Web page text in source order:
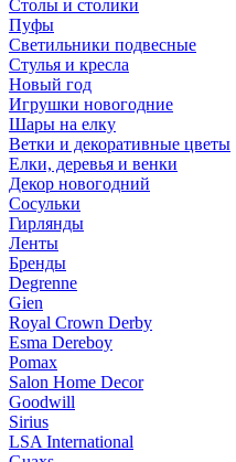
Столы и столики
Пуфы
Светильники подвесные
Стулья и кресла
Новый год
Игрушки новогодние
Шары на елку
Ветки и декоративные цветы
Елки, деревья и венки
Декор новогодний
Сосульки
Гирлянды
Ленты
Бренды
Degrenne
Gien
Royal Crown Derby
Esma Dereboy
Pomax
Salon Home Decor
Goodwill
Sirius
LSA International